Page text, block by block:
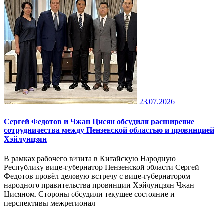
23.07.2026
Сергей Федотов и Чжан Цисян обсудили расширение
сотрудничества между Пензенской областью и провинцией
Хэйлунцзян
В рамках рабочего визита в Китайскую Народную
Республику вице-губернатор Пензенской области Сергей
Федотов провёл деловую встречу с вице-губернатором
народного правительства провинции Хэйлунцзян Чжан
Цисяном. Стороны обсудили текущее состояние и
перспективы межрегионал